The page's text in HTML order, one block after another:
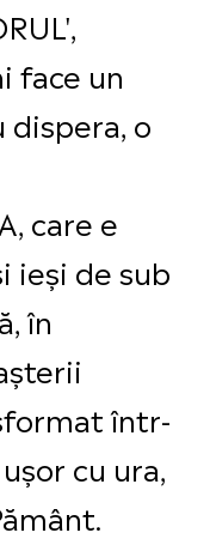
face un
o
care e
ieși de sub
în
într-
cu ura,